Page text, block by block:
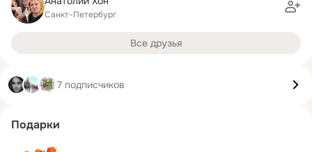
Санкт-Петербург
Все друзья
7 подписчиков
Подарки